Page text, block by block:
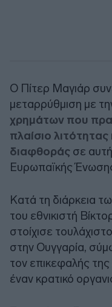
Ο Πίτερ Μαγιάρ
μεταρρύθμιση με
χρημάτων που
πλαίσιο
διαφθοράς σε
Ευρωπαϊκής
Κατά τη διάρκεια
του εθνικιστή
στοίχισε
στην Ουγγαρία,
τον επικεφαλής
έναν κρατικό